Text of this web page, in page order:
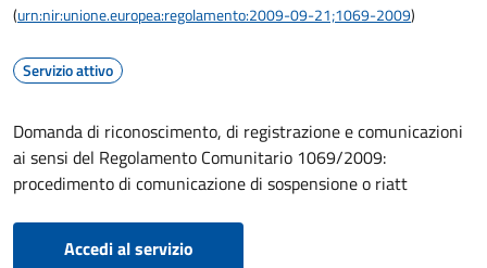
(urn:nir:unione.europea:regolamento:2009-09-21;1069-2009)
Servizio attivo
Domanda di riconoscimento, di registrazione e comunicazioni
ai sensi del Regolamento Comunitario 1069/2009:
procedimento di comunicazione di sospensione o riatt
Accedi al servizio